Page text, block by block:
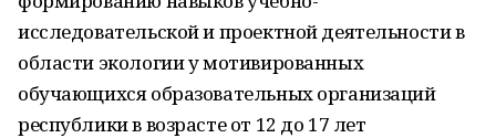
исследовательской и проектной деятельности в
области экологии у мотивированных
обучающихся образовательных организаций
республики в возрасте от 12 до 17 лет